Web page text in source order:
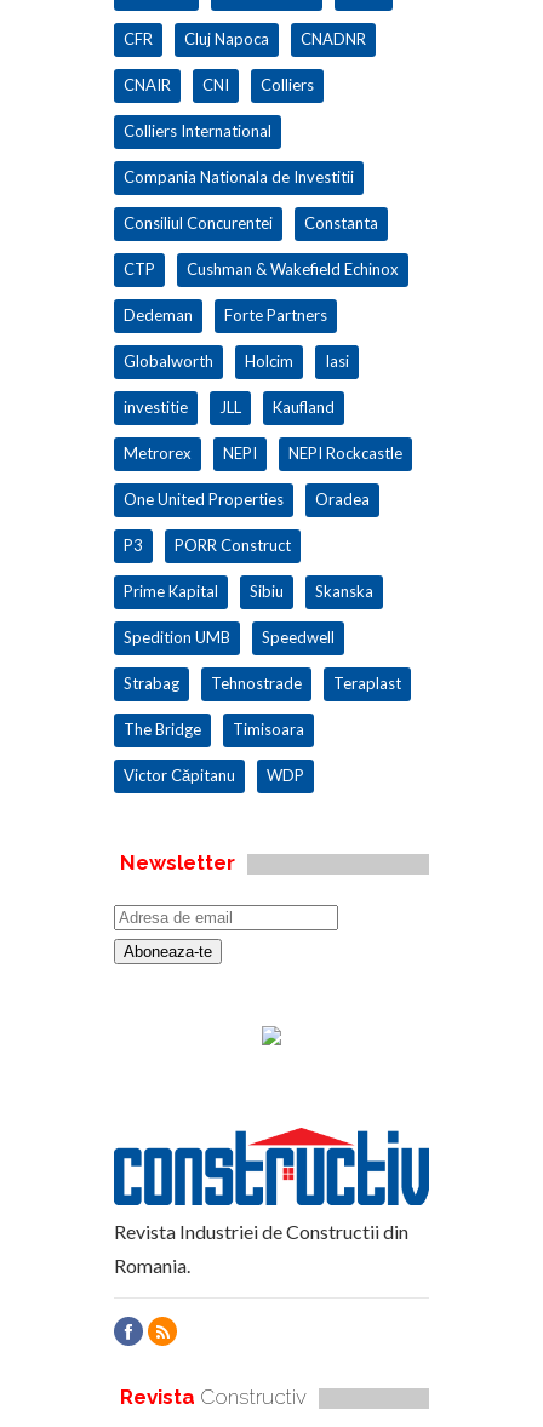
CFR Cluj Napoca CNADNR
CNAIR CNI Colliers
Colliers International
Compania Nationala de Investitii
Consiliul Concurentei Constanta
CTP Cushman & Wakefield Echinox
Dedeman Forte Partners
Globalworth Holcim Iasi
investitie JLL Kaufland
Metrorex NEPI NEPI Rockcastle
One United Properties Oradea
P3 PORR Construct
Prime Kapital Sibiu Skanska
Spedition UMB Speedwell
Strabag Tehnostrade Teraplast
The Bridge Timisoara
Victor Căpitanu WDP
Newsletter
Revista Industriei de Constructii din
Romania.
Revista Constructiv